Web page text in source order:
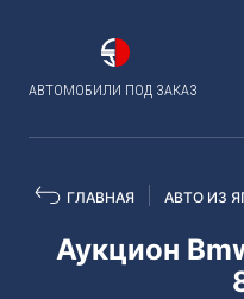
АВТОМОБИЛИ ПОД ЗАКАЗ
ГЛАВНАЯ АВТО ИЗ
Аукцион